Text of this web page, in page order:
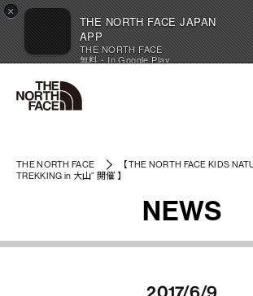
×
THE NORTH FACE JAPAN
APP
THE NORTH FACE
無料 - In Google Play
THE NORTH FACE
【THE NORTH FACE KIDS
TREKKING in 大山” 開催 】
NEWS